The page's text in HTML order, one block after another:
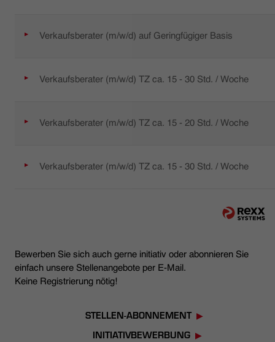
Verkaufsberater (m/w/d) auf Geringfügiger Basis
Verkaufsberater (m/w/d) TZ ca. 15 - 30 Std. / Woche
Verkaufsberater (m/w/d) TZ ca. 15 - 20 Std. / Woche
Verkaufsberater (m/w/d) TZ ca. 15 - 30 Std. / Woche
Bewerben Sie sich auch gerne initiativ oder abonnieren Sie
einfach unsere Stellenangebote per E-Mail.
Keine Registrierung nötig!
STELLEN-ABONNEMENT
INITIATIVBEWERBUNG